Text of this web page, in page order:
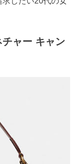
ャー キャン